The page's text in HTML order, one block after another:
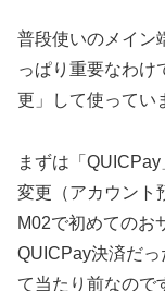
普段使いのメイン
っぱり重要なわけ
更」して使ってい
まずは「
変更（アカウント
M02で初めてのお
QUICPay決済だっ
て当たり前なので